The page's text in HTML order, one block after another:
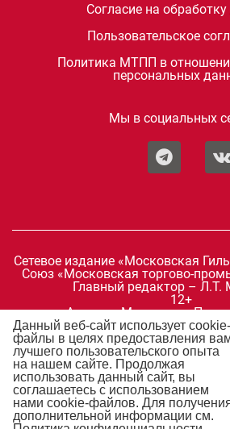
Согласие на
Пользовательское
Политика МТПП в
персональных
Мы в социальных
Сетевое издание «Московская
Союз «Московская торгово-
Главный редактор – Л.Т.
12+
Адрес: г. Москва, ул.
Телефон: +7 499 276-
E-mail:
Зарегистрировано Федеральной
сфере связи, информационных
коммуникаций 02
Свидетельство о регистрации
Данный веб-сайт использует cookie-
файлы в целях предоставления
лучшего пользовательского опыта
на нашем сайте. Продолжая
использовать данный сайт, вы
соглашаетесь с использованием
нами cookie-файлов. Для
дополнительной информации см.